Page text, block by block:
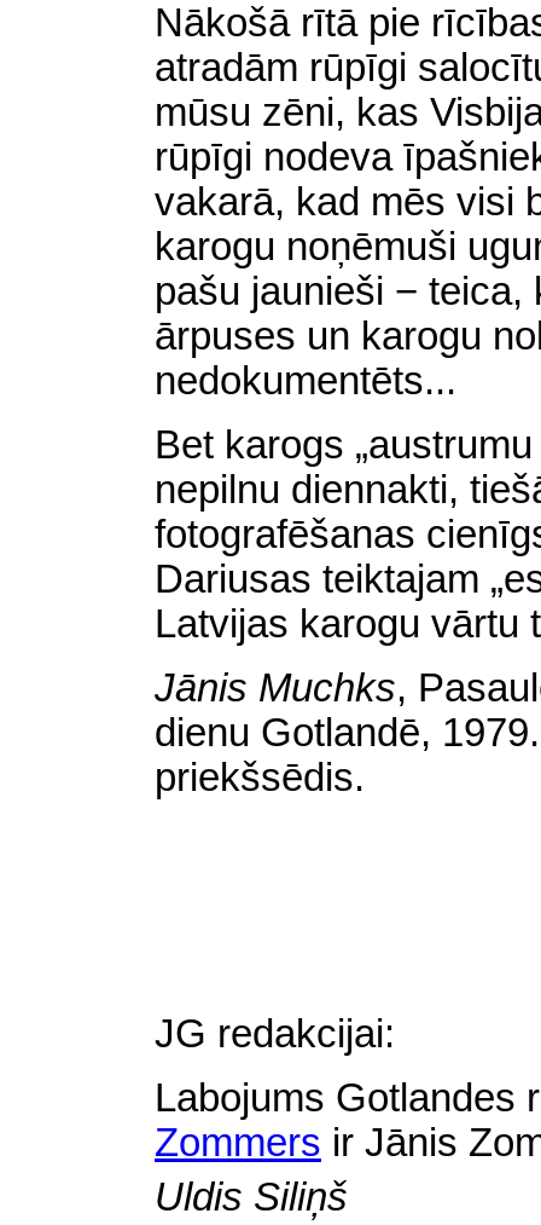
Nākošā rītā pie
atradām rūpīgi
mūsu zēni, kas
rūpīgi nodeva
vakarā, kad mēs visi
karogu noņēmuši
pašu jaunieši −
ārpuses un karogu
nedokumentēts...
Bet karogs
nepilnu diennakti,
fotografēšanas
Dariusas teiktajam
Latvijas karogu vārtu
Jānis Muchks,
dienu Gotlandē,
priekšsēdis.
JG redakcijai:
Labojums Gotlandes
Zommers ir Jānis
Uldis Siliņš